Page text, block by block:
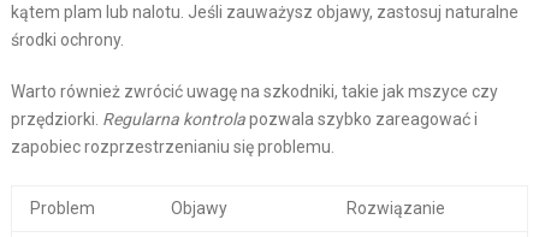
kątem plam lub nalotu. Jeśli zauważysz objawy, zastosuj naturalne
środki ochrony.
Warto również zwrócić uwagę na szkodniki, takie jak mszyce czy
przędziorki. Regularna kontrolapozwala szybko zareagować i
zapobiec rozprzestrzenianiu się problemu.
Problem Objawy Rozwiązanie